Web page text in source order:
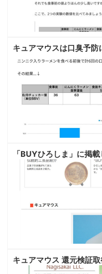
キュアマウスは口臭予防
「BUYひろしま」に掲
キュアマウス 還元検証取